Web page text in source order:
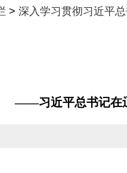
> 深入学习贯彻习近平
——习近平总书记在